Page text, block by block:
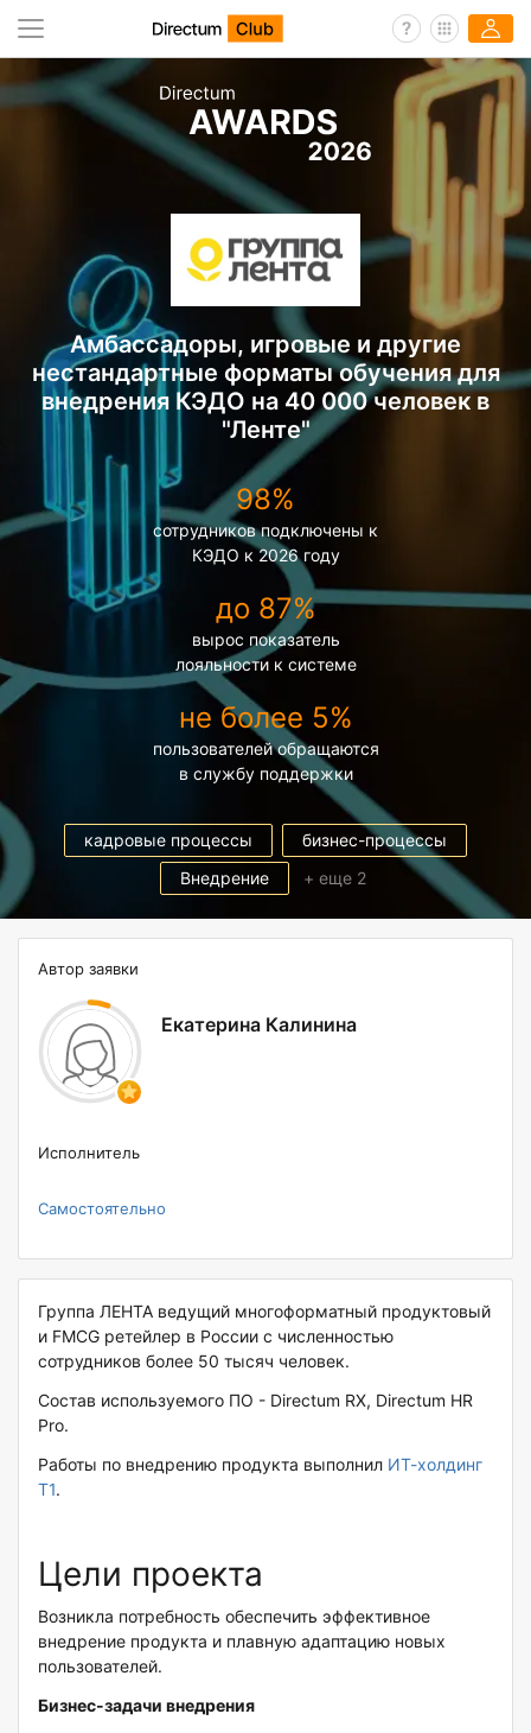
Амбассадоры, игровые и другие
нестандартные форматы обучения для
внедрения КЭДО на 40 000 человек в
"Ленте"
98%
сотрудников подключены к
КЭДО к 2026 году
до 87%
вырос показатель
лояльности к системе
не более 5%
пользователей обращаются
в службу поддержки
кадровые процессы
бизнес-процессы
Внедрение
+ еще 2
Автор заявки
Екатерина Калинина
Исполнитель
Самостоятельно
Группа ЛЕНТА ведущий многоформатный продуктовый
и FMCG ретейлер в России с численностью
сотрудников более 50 тысяч человек.
Состав используемого ПО - Directum RX, Directum HR
Pro.
Работы по внедрению продукта выполнил ИТ-холдинг
Т1.
Цели проекта
Возникла потребность обеспечить эффективное
внедрение продукта и плавную адаптацию новых
пользователей.
Бизнес-задачи внедрения